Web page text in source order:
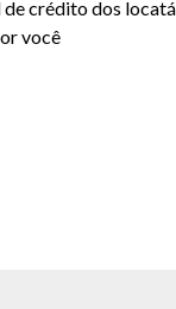
crédito dos
você